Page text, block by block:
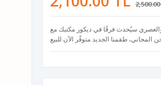
8 قطع بتصميمه الأنيق والعصري سيُحدث فرقًا في ديكور مكتبك مع
طقمنا الجديد متوفّر الآن للبيع